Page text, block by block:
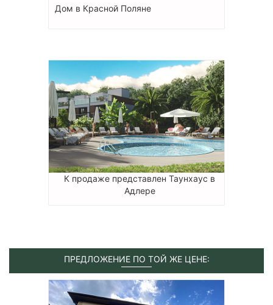
Дом в Красной Поляне
К продаже представлен Таунхаус в
Адлере
ПРЕДЛОЖЕНИЕ ПО ТОЙ ЖЕ ЦЕНЕ: